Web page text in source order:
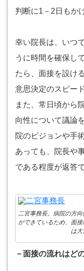
判断に1－2日もか
幸い院長は、いつ
うに時間を確保し
たら、面接を設け
意思決定のスピー
また、常日頃から
向性について議論
院のビジョンや手
あっても、院長や
である程度が返答
二宮事務長。病院の方
ができているため、面
は
－面接の流れはど